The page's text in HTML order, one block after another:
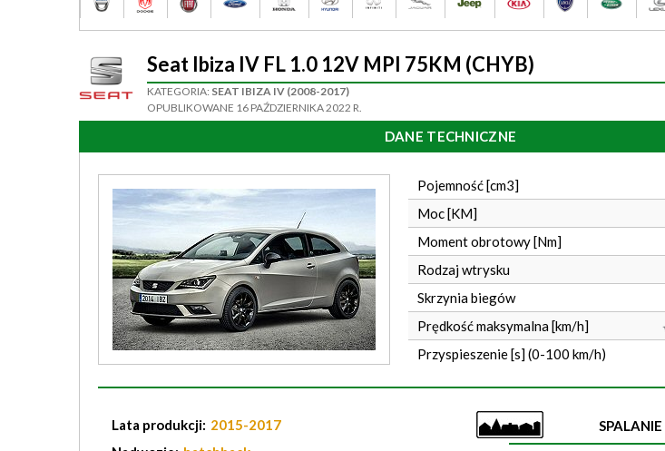
Seat Ibiza IV FL 1.0 12V MPI 75KM (CHYB)
KATEGORIA: SEAT IBIZA IV (2008-2017)
OPUBLIKOWANE 16 PAŹDZIERNIKA 2022 R.
DANE TECHNICZNE
Pojemność [cm3]
Moc [KM]
Moment obrotowy [Nm]
Rodzaj wtrysku
Skrzynia biegów
Prędkość maksymalna [km/h]
Przyspieszenie [s] (0-100 km/h)
Lata produkcji: 2015-2017
SPALANIE